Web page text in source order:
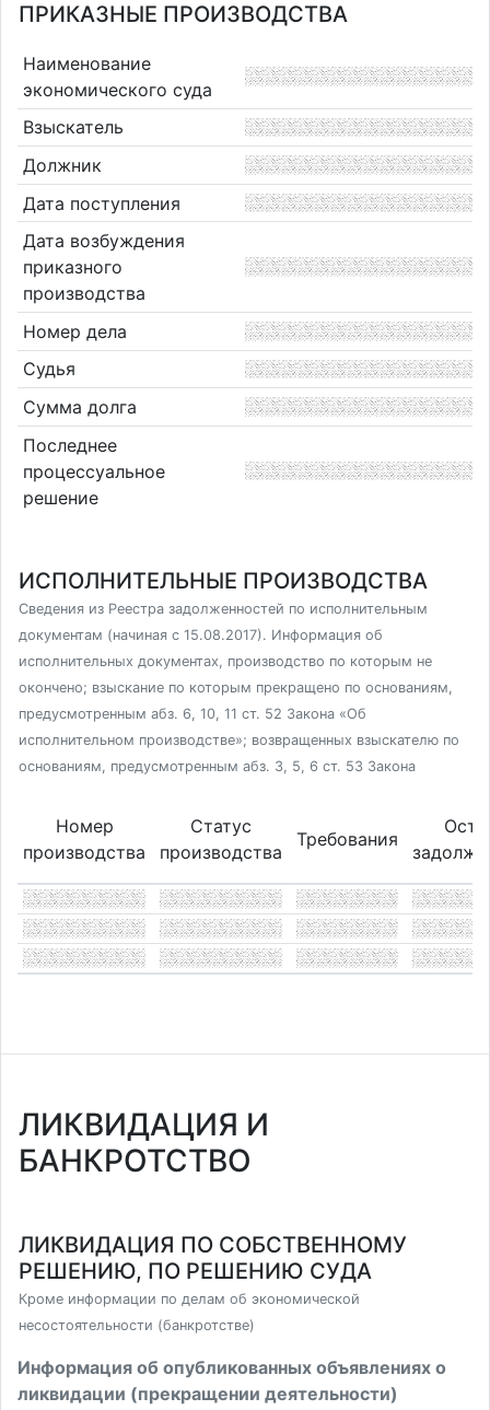
ПРИКАЗНЫЕ ПРОИЗВОДСТВА
Наименование
экономического суда
Взыскатель
Должник
Дата поступления
Дата возбуждения
приказного
производства
Номер дела
Судья
Сумма долга
Последнее
процессуальное
решение
ИСПОЛНИТЕЛЬНЫЕ ПРОИЗВОДСТВА
Сведения из Реестра задолженностей по исполнительным
документам (начиная с 15.08.2017). Информация об
исполнительных документах, производство по которым не
окончено; взыскание по которым прекращено по основаниям,
предусмотренным абз. 6, 10, 11 ст. 52 Закона «Об
исполнительном производстве»; возвращенных взыскателю по
основаниям, предусмотренным абз. 3, 5, 6 ст. 53 Закона
Номер
производства
Статус
производства
Требования
ЛИКВИДАЦИЯ И
БАНКРОТСТВО
ЛИКВИДАЦИЯ ПО СОБСТВЕННОМУ
РЕШЕНИЮ, ПО РЕШЕНИЮ СУДА
Кроме информации по делам об экономической
несостоятельности (банкротстве)
Информация об опубликованных объявлениях о
ликвидации (прекращении деятельности)